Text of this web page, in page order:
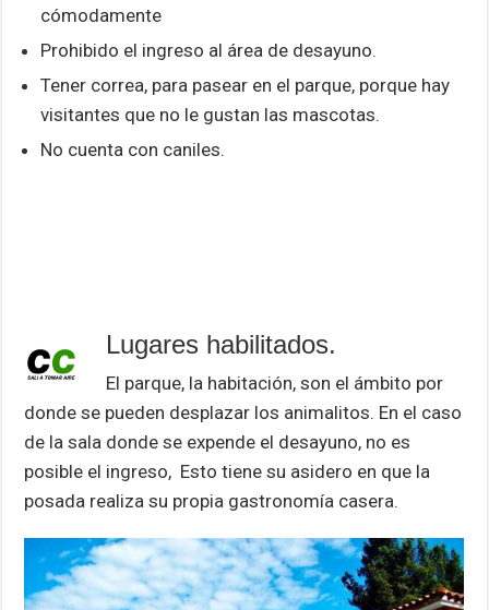
cómodamente
Prohibido el ingreso al área de desayuno.
Tener correa, para pasear en el parque, porque hay
visitantes que no le gustan las mascotas.
No cuenta con caniles.
Lugares habilitados.
El parque, la habitación, son el ámbito por
donde se pueden desplazar los animalitos. En el caso
de la sala donde se expende el desayuno, no es
posible el ingreso, Esto tiene su asidero en que la
posada realiza su propia gastronomía casera.